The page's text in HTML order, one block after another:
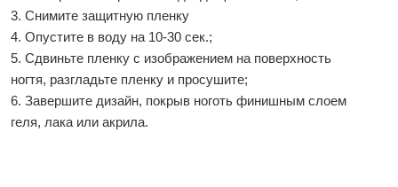
3. Снимите защитную пленку
4. Опустите в воду на 10-30 сек.;
5. Сдвиньте пленку с изображением на поверхность
ногтя, разгладьте пленку и просушите;
6. Завершите дизайн, покрыв ноготь финишным слоем
геля, лака или акрила.